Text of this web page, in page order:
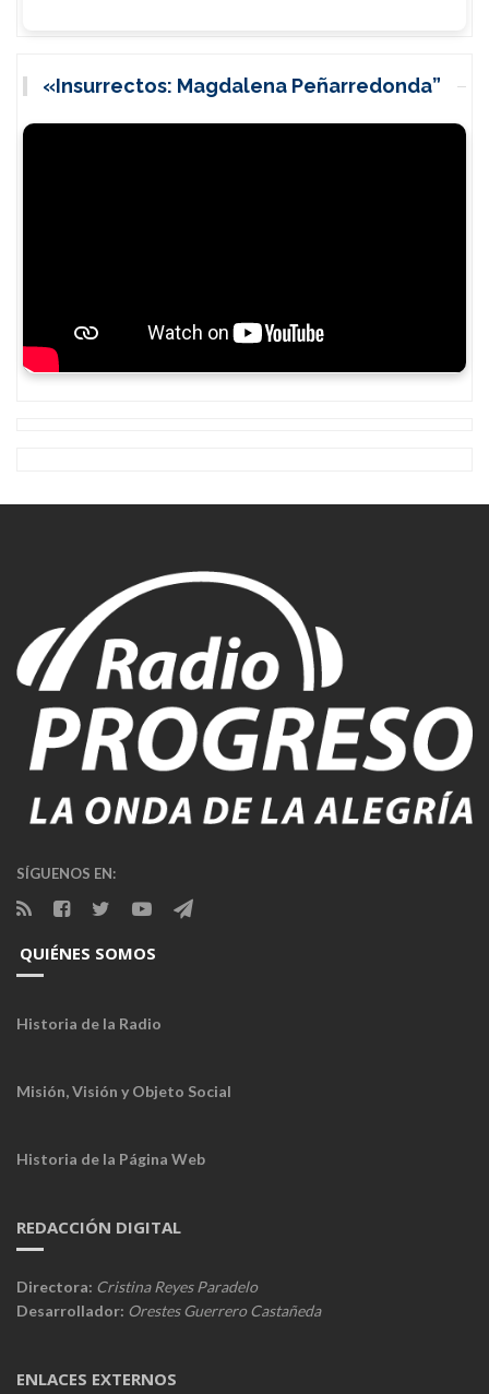
«Insurrectos: Magdalena Peñarredonda”
SÍGUENOS EN:
QUIÉNES SOMOS
Historia de la Radio
Misión, Visión y Objeto Social
Historia de la Página Web
REDACCIÓN DIGITAL
Directora: Cristina Reyes Paradelo
Desarrollador: Orestes Guerrero Castañeda
ENLACES EXTERNOS